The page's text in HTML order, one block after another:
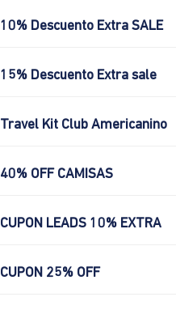
10% Descuento Extra SALE
15% Descuento Extra sale
Travel Kit Club Americanino
40% OFF CAMISAS
CUPON LEADS 10% EXTRA
CUPON 25% OFF